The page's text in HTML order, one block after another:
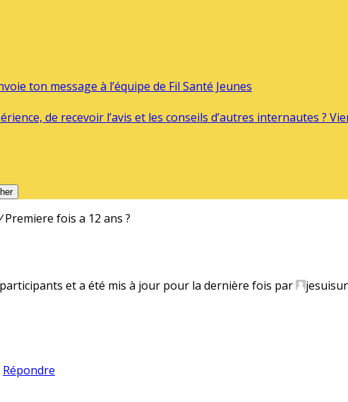
ton message à l’équipe de Fil Santé Jeunes
de recevoir l’avis et les conseils d’autres internautes ?
Premiere fois a 12 ans ?
et a été mis à jour pour la dernière fois par
Répondre